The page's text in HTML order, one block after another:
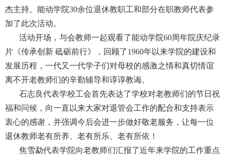
杰主持。能动学院30余位退休教职工和部分在职教师代表参
加了此次活动。
活动开场，与会教师一起观看了能动学院60周年院庆纪录
片《传承创新 砥砺前行》，回顾了1960年以来学院的建设和
发展历程，一代又一代学子们对母校的感激之情和真切情谊
离不开老教师们的辛勤辅导和谆谆教诲。
石志良代表学校工会首先表达了学校对老教师们的节日祝
福和问候，向一直以来大家对退管会工作的配合和支持表示
衷心的感谢，并强调今后会进一步做好敬老服务，让每一位
退休教师老有所养、老有所乐、老有所依！
焦雪勐代表学院向老教师们汇报了近年来学院的工作重点